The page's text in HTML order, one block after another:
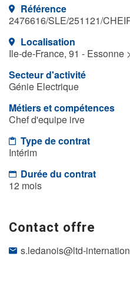
Référence
2476616/SLE/251121/
Localisation
Ile-de-France, 91 - Essonne
Secteur d'activité
Génie Electrique
Métiers et compétences
Chef d'equipe irve
Type de contrat
Intérim
Durée du contrat
12 mois
Contact offre
s.ledanois@ltd-